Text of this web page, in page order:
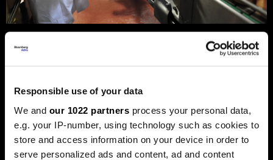
Responsible use of your data
We and our 1022 partners process your personal data,
e.g. your IP-number, using technology such as cookies to
store and access information on your device in order to
serve personalized ads and content, ad and content
Privreda FBiH povećala dobit za 12,3
posto, ali troškovi rada rastu
dvostruko brže
Analiza je predstavljena na zajedničkom sastanku FIA-e i
Udruženja poslodavaca Federacije BiH, gdje je istaknuto da
privatni sektor ostaje ključni nosilac ekonomskog rasta.
Od ukupno 28.634 privredna društva u Federaciji, čak 98,6
posto čine privatne kompanije, koje ostvaruju 90 posto
ukupnih prihoda i 95 posto ukupne dobiti.